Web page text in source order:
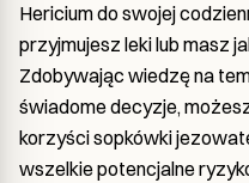
Hericium do swojej
przyjmujesz leki lub masz
Zdobywając wiedzę na
świadome decyzje,
korzyści sopkówki
wszelkie potencjalne